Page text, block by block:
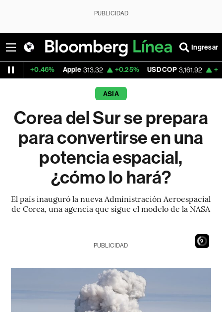
PUBLICIDAD
Ingresar
Apple 313.32 +0.25% USD COP 3,161.92 +0.08% Tesla
ASIA
Corea del Sur se prepara
para convertirse en una
potencia espacial,
¿cómo lo hará?
El país inauguró la nueva Administración Aeroespacial
de Corea, una agencia que sigue el modelo de la NASA
7
PUBLICIDAD